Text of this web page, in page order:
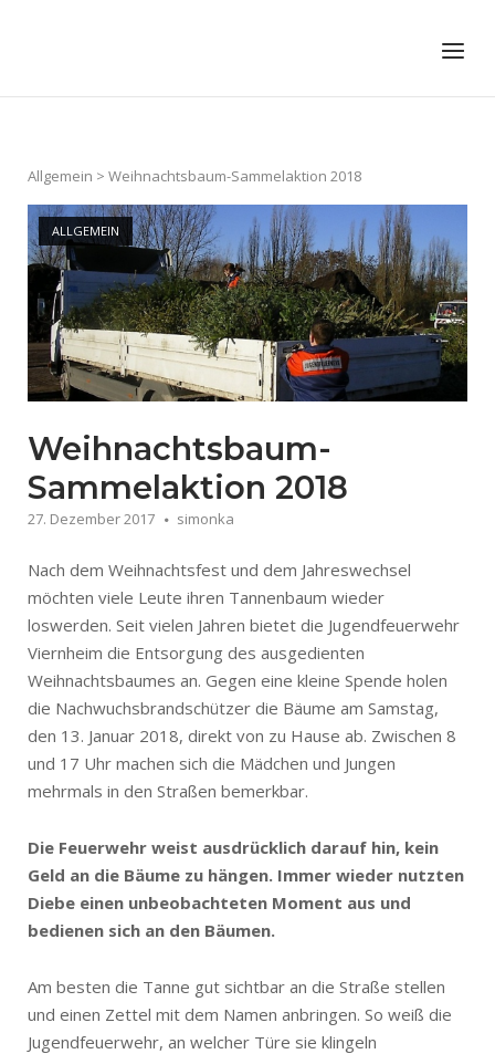
Menu
Allgemein > Weihnachtsbaum-Sammelaktion 2018
ALLGEMEIN
Weihnachtsbaum-
Sammelaktion 2018
27. Dezember 2017 simonka
Nach dem Weihnachtsfest und dem Jahreswechsel
möchten viele Leute ihren Tannenbaum wieder
loswerden. Seit vielen Jahren bietet die Jugendfeuerwehr
Viernheim die Entsorgung des ausgedienten
Weihnachtsbaumes an. Gegen eine kleine Spende holen
die Nachwuchsbrandschützer die Bäume am Samstag,
den 13. Januar 2018, direkt von zu Hause ab. Zwischen 8
und 17 Uhr machen sich die Mädchen und Jungen
mehrmals in den Straßen bemerkbar.
Die Feuerwehr weist ausdrücklich darauf hin, kein
Geld an die Bäume zu hängen. Immer wieder nutzten
Diebe einen unbeobachteten Moment aus und
bedienen sich an den Bäumen.
Am besten die Tanne gut sichtbar an die Straße stellen
und einen Zettel mit dem Namen anbringen. So weiß die
Jugendfeuerwehr, an welcher Türe sie klingeln